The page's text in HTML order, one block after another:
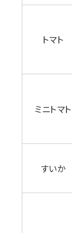
トマト
ミニトマト
すいか